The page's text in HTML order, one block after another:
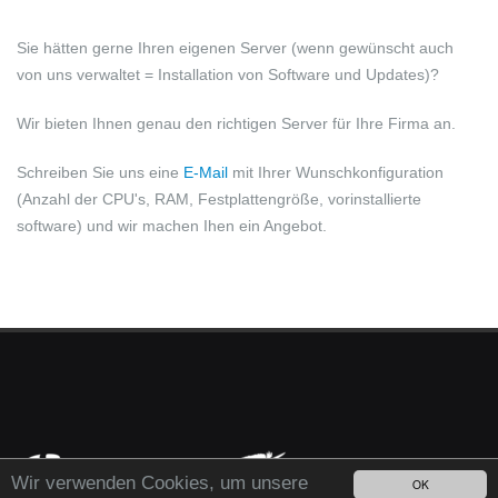
OK
Wir verwenden Cookies, um unsere
Sie hätten gerne Ihren eigenen Server (wenn gewünscht auch
von uns verwaltet = Installation von Software und Updates)?
Wir bieten Ihnen genau den richtigen Server für Ihre Firma an.
Schreiben Sie uns eine E-Mail mit Ihrer Wunschkonfiguration
(Anzahl der CPU's, RAM, Festplattengröße, vorinstallierte
software) und wir machen Ihen ein Angebot.